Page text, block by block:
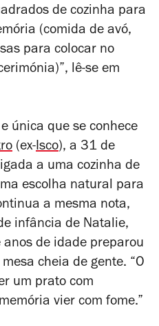
de cozinha para
(comida de avó,
para colocar no
lê-se em
única que se conhece
(ex-Isco), a 31 de
a uma cozinha de
escolha natural para
a mesma nota,
infância de Natalie,
de idade preparou
cheia de gente. “O
um prato com
vier com fome.”